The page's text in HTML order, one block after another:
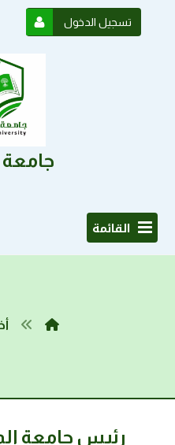
تسجيل الدخول
جامعة
القائمة
رئيس جامعة